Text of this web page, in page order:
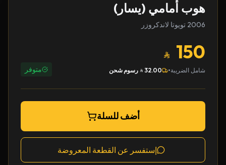
هوب أمامي (يسار)
2006 تويوتا لاندكروزر
150
شامل الضريبة•
32.00 رسوم شحن متوفر
أضف للسلة
إستفسر عن القطعة المعروضة